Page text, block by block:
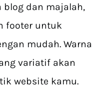
dan majalah,
footer untuk
mudah. Warna
variatif akan
website kamu.